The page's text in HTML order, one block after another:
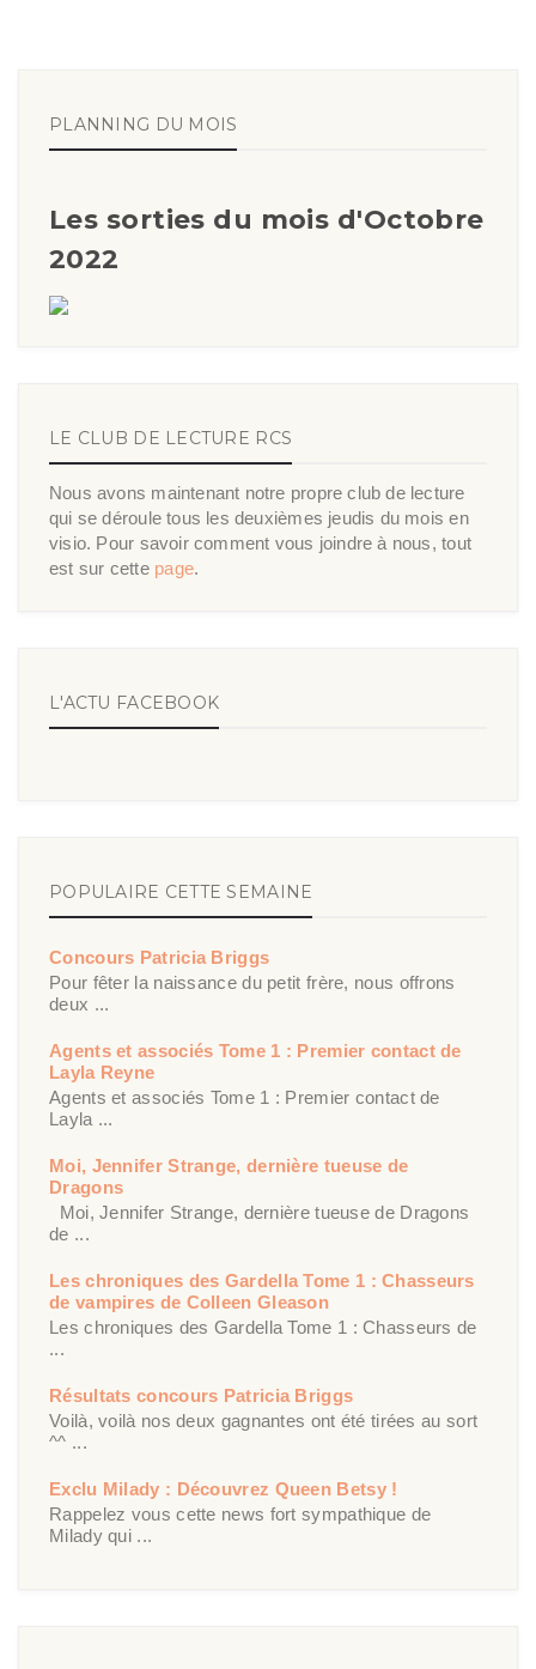
PLANNING DU MOIS
Les sorties du mois d'Octobre
2022
LE CLUB DE LECTURE RCS
Nous avons maintenant notre propre club de lecture
qui se déroule tous les deuxièmes jeudis du mois en
visio. Pour savoir comment vous joindre à nous, tout
est sur cette page.
L'ACTU FACEBOOK
POPULAIRE CETTE SEMAINE
Concours Patricia Briggs
Pour fêter la naissance du petit frère, nous offrons
deux ...
Agents et associés Tome 1 : Premier contact de
Layla Reyne
Agents et associés Tome 1 : Premier contact de
Layla ...
Moi, Jennifer Strange, dernière tueuse de
Dragons
Moi, Jennifer Strange, dernière tueuse de Dragons
de ...
Les chroniques des Gardella Tome 1 : Chasseurs
de vampires de Colleen Gleason
Les chroniques des Gardella Tome 1 : Chasseurs de
...
Résultats concours Patricia Briggs
Voilà, voilà nos deux gagnantes ont été tirées au sort
^^ ...
Exclu Milady : Découvrez Queen Betsy !
Rappelez vous cette news fort sympathique de
Milady qui ...